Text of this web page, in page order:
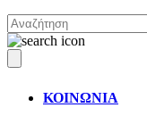
ΚΟΙΝΩΝΙΑ